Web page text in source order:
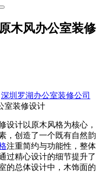
木风办公室装修
深圳罗湖办公室装修公司
室装修设计
设计以原木风格为核心，
，创造了一个既有自然韵
注重简约与功能性，整体
过精心设计的细节提升了
的总体设计中，木饰面的